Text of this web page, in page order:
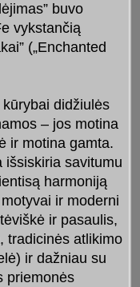
buvo
vykstančią
(„Enchanted
didžiulės
– jos motina
ir motina gamta.
išsiskiria savitumu
harmoniją
ir moderni
ir pasaulis,
tradicinės atlikimo
ir dažniau su
priemonės